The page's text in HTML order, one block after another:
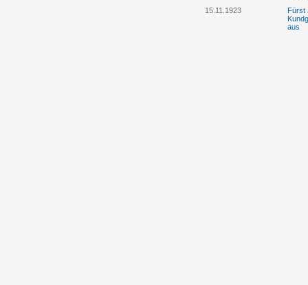
15.11.1923
Fürst
aus